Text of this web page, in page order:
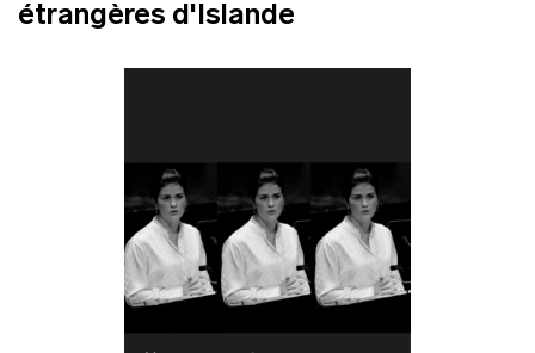
étrangères d'Islande